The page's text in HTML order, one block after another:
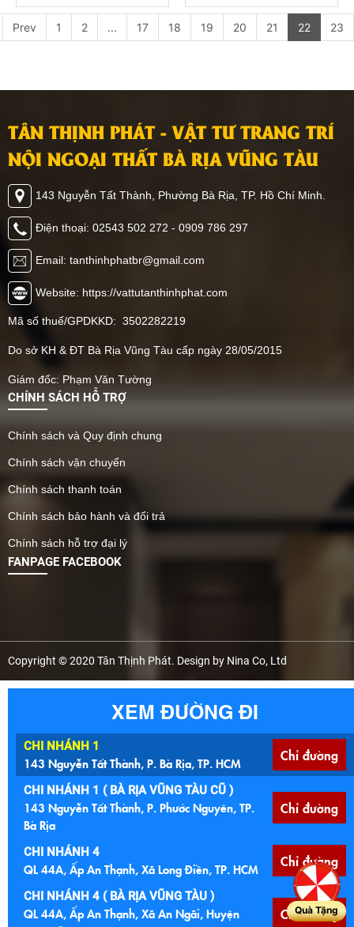
Prev 1 2 ... 17 18 19 20 21 22 23
TÂN THỊNH PHÁT - VẬT TƯ TRANG TRÍ
NỘI NGOẠI THẤT BÀ RỊA VŨNG TÀU
143 Nguyễn Tất Thành, Phường Bà Rịa, TP. Hồ Chí Minh.
Điện thoại: 02543 502 272 - 0909 786 297
Email: tanthinhphatbr@gmail.com
Website: https://vattutanthinhphat.com
Mã số thuế/GPDKKD: 3502282219
Do sở KH & ĐT Bà Rịa Vũng Tàu cấp ngày 28/05/2015
Giám đốc: Phạm Văn Tường
CHÍNH SÁCH HỖ TRỢ
Chính sách và Quy định chung
Chính sách vận chuyển
Chính sách thanh toán
Chính sách bảo hành và đổi trả
Chính sách hỗ trợ đại lý
FANPAGE FACEBOOK
Copyright © 2020 Tân Thịnh Phát. Design by Nina Co, Ltd
XEM ĐƯỜNG ĐI
CHI NHÁNH 1
143 Nguyễn Tất Thành, P. Bà Rịa, TP. HCM Chỉ đường
CHI NHÁNH 1 ( BÀ RỊA VŨNG TÀU CŨ )
143 Nguyễn Tất Thành, P. Phước Nguyên, TP.
Bà Rịa
Chỉ đường
CHI NHÁNH 4
QL 44A, Ấp An Thạnh, Xã Long Điền, TP. HCM Chỉ đường
CHI NHÁNH 4 ( BÀ RỊA VŨNG TÀU )
QL 44A, Ấp An Thạnh, Xã An Ngãi, Huyện
Chỉ đường
Quà Tặng